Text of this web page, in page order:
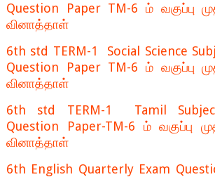
Question Paper TM-6 ம் வகுப்பு
வினாத்தாள்
6th std TERM-1 Social Science
Question Paper TM-6 ம் வகுப்பு
வினாத்தாள்
6th std TERM-1 Tamil
Question Paper-TM-6 ம் வகுப்பு
வினாத்தாள்
6th English Quarterly Exam